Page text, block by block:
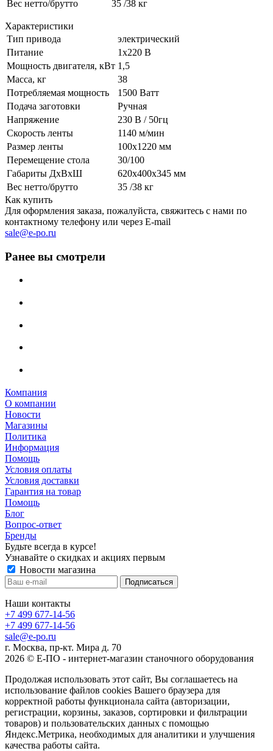
Вес нетто/брутто 35 /38 кг
Характеристики
Тип привода
электрический
Питание
1х220 В
Мощность двигателя, кВт 1,5
Масса, кг
38
Потребляемая мощность
1500 Ватт
Подача заготовки
Ручная
Напряжение
230 В / 50гц
Скорость ленты
1140 м/мин
Размер ленты
100х1220 мм
Перемещение стола
30/100
Габариты ДхВхШ
620х400х345 мм
Вес нетто/брутто
35 /38 кг
Как купить
Для оформления заказа, пожалуйста, свяжитесь с нами по
контактному телефону или через E-mail
sale@e-po.ru
Ранее вы смотрели
Компания
О компании
Новости
Магазины
Политика
Информация
Помощь
Условия оплаты
Условия доставки
Гарантия на товар
Помощь
Блог
Вопрос-ответ
Бренды
Будьте всегда в курсе!
Узнавайте о скидках и акциях первым
Новости магазина
Наши контакты
+7 499 677-14-56
+7 499 677-14-56
sale@e-po.ru
г. Москва, пр-кт. Мира д. 70
2026 © Е-ПО - интернет-магазин станочного оборудования
Продолжая использовать этот сайт, Вы соглашаетесь на
использование файлов cookies Вашего браузера для
корректной работы функционала сайта (авторизации,
регистрации, корзины, заказов, сортировки и фильтрации
товаров) и пользовательских данных с помощью
Яндекс.Метрика, необходимых для аналитики и улучшения
качества работы сайта.